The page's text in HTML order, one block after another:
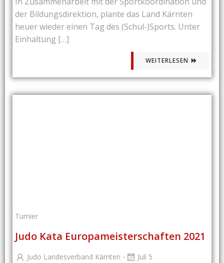
der Bildungsdirektion, plante das Land Kärnten
heuer wieder einen Tag des (Schul-)Sports. Unter
Einhaltung […]
WEITERLESEN
Turnier
Judo Kata Europameisterschaften 2021
Judo Landesverband Kärnten - Juli 5